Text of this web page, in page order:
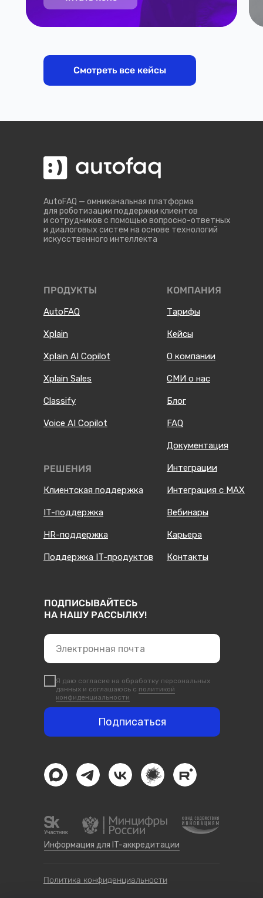
Смотреть все кейсы
Политика конфиденциальности
AutoFAQ — омниканальная платформа
для роботизации поддержки клиентов
и сотрудников с помощью вопросно-ответных
и диалоговых систем на основе технологий
искусственного интеллекта
Кейсы
AutoFAQ
Блог
О компании
Тарифы
Контакты
Xplain
Карьера
Я даю согласие на обработку персональных
данных и соглашаюсь с политикой
конфиденциальности
Подписаться
ПОДПИСЫВАЙТЕСЬ
НА НАШУ РАССЫЛКУ!
Xplain AI Copilot
Вебинары
Клиентская поддержка
IT-поддержка
HR-поддержка
Поддержка IT-продуктов
ПРОДУКТЫ КОМПАНИЯ
РЕШЕНИЯ
FAQ
Интеграции
Интеграция с MAX
СМИ о нас
Classify
Voice AI Copilot
Xplain Sales
Документация
Информация для IT-аккредитации